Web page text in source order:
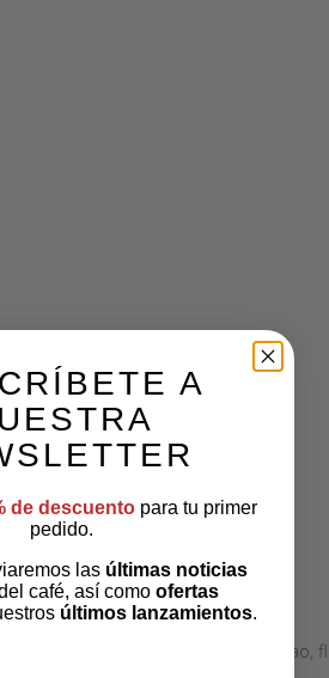
DE CHOCOLATE
Rooibos, trozos de
A
de descuentopara tu primer
pedido.
las últimas noticias
café, así como ofertas
últimos lanzamientos.